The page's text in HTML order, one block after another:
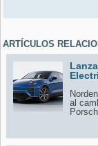
ARTÍCULOS
al